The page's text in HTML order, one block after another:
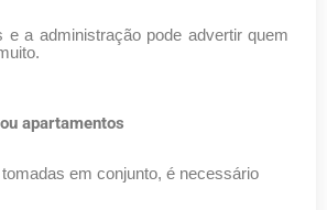
e a administração pode advertir quem
apartamentos
em conjunto, é necessário